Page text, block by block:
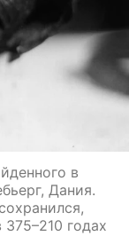
в
Дания.
годах